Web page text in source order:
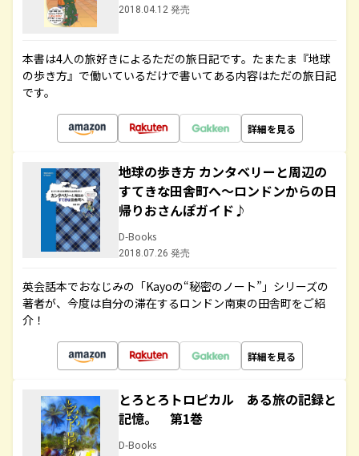
2018.04.12 発売
本書は4人の旅好きによるただの旅日記です。たまたま『地球
の歩き方』で働いているだけで書いてある内容はただの旅日記
です。
詳細を見る
地球の歩き方 カンタベリーと周辺の
すてきな田舎町へ～ロンドンからの日
帰りおさんぽガイド♪
D-Books
2018.07.26 発売
英会話本でおなじみの「Kayoの“秘密のノート”」シリーズの
著者が、今度は自分の滞在するロンドン南東の田舎町をご紹
介！
詳細を見る
とろとろトロピカル ある旅の記録と
記憶。 第1巻
D-Books